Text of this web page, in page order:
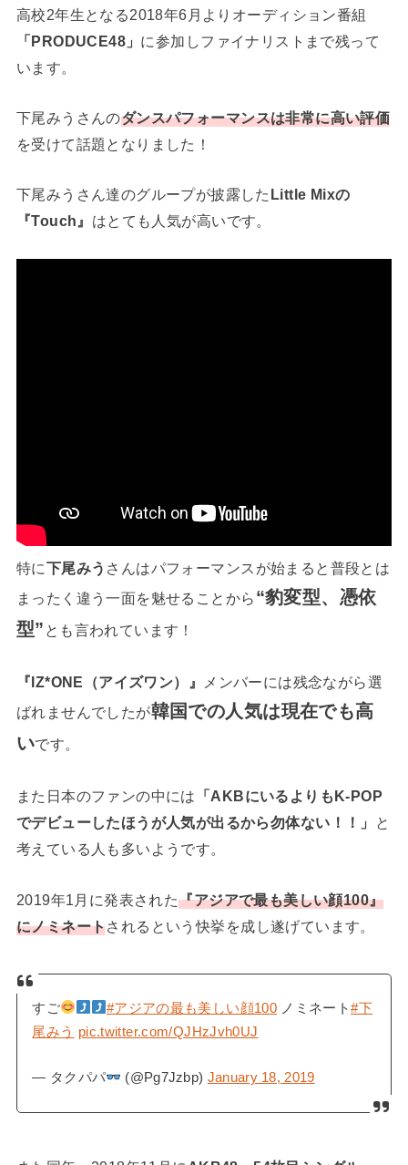
高校2年生となる2018年6月よりオーディション番組
「PRODUCE48」 に参加しファイナリストまで残って
います。
下尾みうさんのダンスパフォーマンスは非常に高い評価
を受けて話題となりました！
下尾みうさん達のグループが披露した Little Mixの
『Touch』 はとても人気が高いです。
特に下尾みう さんはパフォーマンスが始まると普段とは
まったく違う一面を魅せることから “豹変型、 憑依
型” とも言われています！
『IZ*ONE（アイズワン）』
メンバーには残念ながら選
ばれませんでしたが韓国での人気は現在でも高
いです。
また日本のファンの中には
「AKBにいるよりもK-POP
でデビューしたほうが人気が出るから勿体ない！！」
と
考えている人も多いようです。
2019年1月に発表された『アジアで最も美しい顔100』
にノミネートされるという快挙を成し遂げています。
すご #アジアの最も美しい顔100 ノミネート#下
尾みう
pic.twitter.com/QJHzJvh0UJ
— タクパパ (@Pg7Jzbp) January 18, 2019